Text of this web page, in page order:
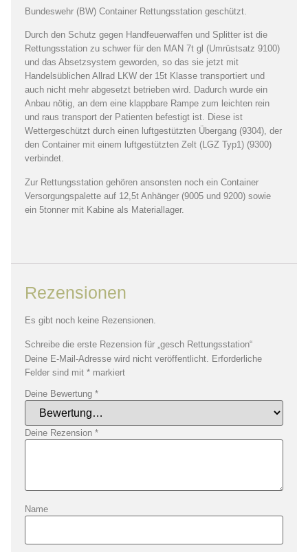
Bundeswehr (BW) Container Rettungsstation geschützt.
Durch den Schutz gegen Handfeuerwaffen und Splitter ist die
Rettungsstation zu schwer für den MAN 7t gl (Umrüstsatz 9100)
und das Absetzsystem geworden, so das sie jetzt mit
Handelsüblichen Allrad LKW der 15t Klasse transportiert und
auch nicht mehr abgesetzt betrieben wird. Dadurch wurde ein
Anbau nötig, an dem eine klappbare Rampe zum leichten rein
und raus transport der Patienten befestigt ist. Diese ist
Wettergeschützt durch einen luftgestützten Übergang (9304), der
den Container mit einem luftgestützten Zelt (LGZ Typ1) (9300)
verbindet.
Zur Rettungsstation gehören ansonsten noch ein Container
Versorgungspalette auf 12,5t Anhänger (9005 und 9200) sowie
ein 5tonner mit Kabine als Materiallager.
Rezensionen
Es gibt noch keine Rezensionen.
Schreibe die erste Rezension für „gesch Rettungsstation“
Deine E-Mail-Adresse wird nicht veröffentlicht.
Erforderliche
Felder sind mit * markiert
Deine Bewertung *
Deine Rezension *
Name